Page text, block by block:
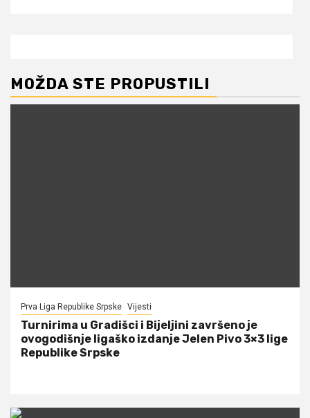
MOŽDA STE PROPUSTILI
Prva Liga Republike Srpske Vijesti
Turnirima u Gradišci i Bijeljini završeno je
ovogodišnje ligaško izdanje Jelen Pivo 3×3 lige
Republike Srpske